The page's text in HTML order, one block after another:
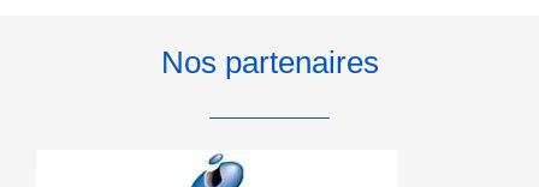
Nos partenaires